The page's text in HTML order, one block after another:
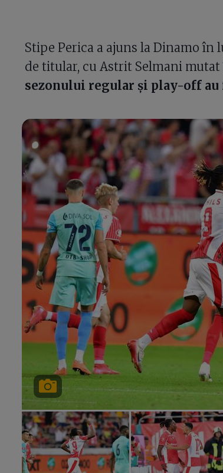
Stipe Perica a ajuns la Dinamo în
de titular, cu Astrit Selmani mutat
sezonului regular și play-off